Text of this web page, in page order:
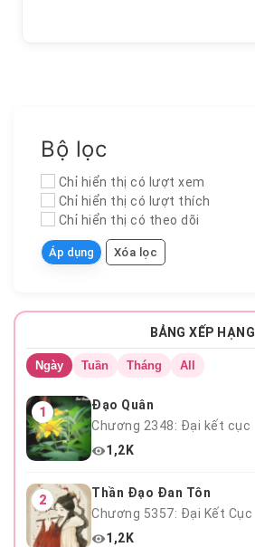
Chương 16
Bộ lọc
Chỉ hiển thị có lượt xem
Chỉ hiển thị có lượt thích
Chỉ hiển thị có theo dõi
Áp dụng Xóa lọc
BẢNG XẾP HẠNG
Ngày Tuần Tháng All
1
Đạo Quân
Chương 2348: Đại kết cục
1,2K
2
Thần Đạo Đan Tôn
Chương 5357: Đại Kết Cục
1,2K